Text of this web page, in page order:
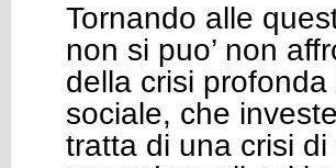
Tornando alle
non si puo’ non
della crisi
sociale, che
tratta di una crisi